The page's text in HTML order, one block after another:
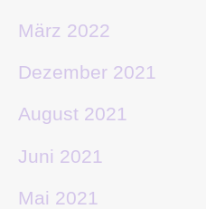
März 2022
Dezember 2021
August 2021
Juni 2021
Mai 2021